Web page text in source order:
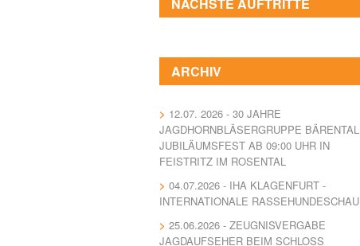
ARCHIV
12.07. 2026 - 30 JAHRE
JAGDHORNBLÄSERGRUPPE BÄRENTAL
JUBILÄUMSFEST AB 09:00 UHR IN
FEISTRITZ IM ROSENTAL
04.07.2026 - IHA KLAGENFURT -
INTERNATIONALE RASSEHUNDESCHAU
25.06.2026 - ZEUGNISVERGABE
JAGDAUFSEHER BEIM SCHLOSS